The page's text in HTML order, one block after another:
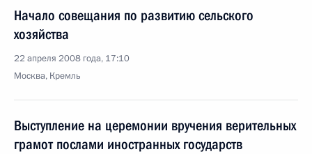
Начало совещания по развитию сельского
хозяйства
22 апреля 2008 года, 17:10
Москва, Кремль
Выступление на церемонии вручения верительных
грамот послами иностранных государств